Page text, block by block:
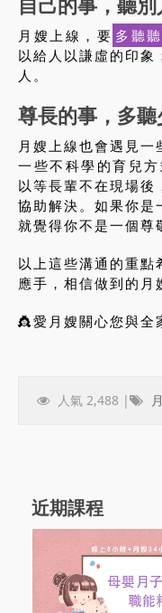
月嫂上線，要 多聽
以給人以謙虛的印象
人。
尊長的事，多聽
月嫂上線也會遇見一
一些不科學的育兒方
以等長輩不在現場後
協助解決。如果你是
就覺得你不是一個尊
以上這些溝通的重點
應手，相信做到的月
👸愛月嫂關心您與全
人氣 2,488 |
近期課程